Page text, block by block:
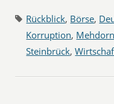
Rückblick, Börse,
Korruption, Mehdorn
Steinbrück,